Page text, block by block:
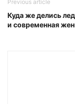
Previous article
Куда же делись
и современная